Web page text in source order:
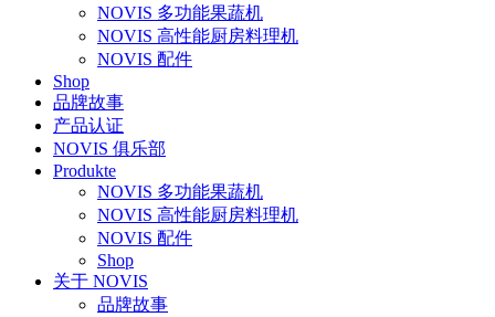
NOVIS 多功能果蔬机
NOVIS 高性能厨房料理机
NOVIS 配件
Shop
品牌故事
产品认证
NOVIS 俱乐部
Produkte
NOVIS 多功能果蔬机
NOVIS 高性能厨房料理机
NOVIS 配件
Shop
关于 NOVIS
品牌故事